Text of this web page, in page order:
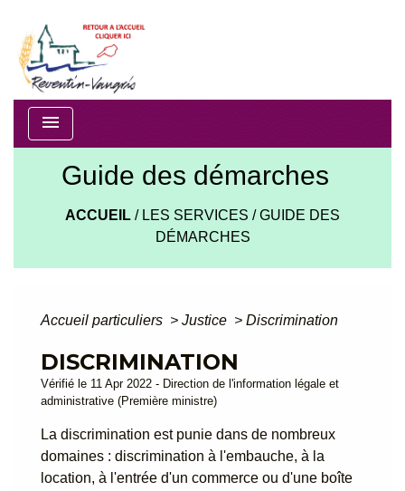
menu
Guide des démarches
ACCUEIL / LES SERVICES /GUIDE DES
DÉMARCHES
Accueil particuliers > Justice > Discrimination
DISCRIMINATION
Vérifié le 11 Apr 2022 - Direction de l'information légale et
administrative (Première ministre)
La discrimination est punie dans de nombreux
domaines : discrimination à l'embauche, à la
location, à l'entrée d'un commerce ou d'une boîte